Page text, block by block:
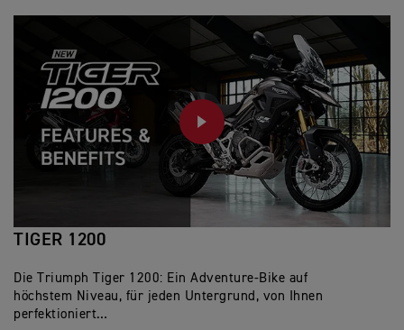
PLAY
TIGER 1200
Die Triumph Tiger 1200: Ein Adventure-Bike auf
höchstem Niveau, für jeden Untergrund, von Ihnen
perfektioniert…